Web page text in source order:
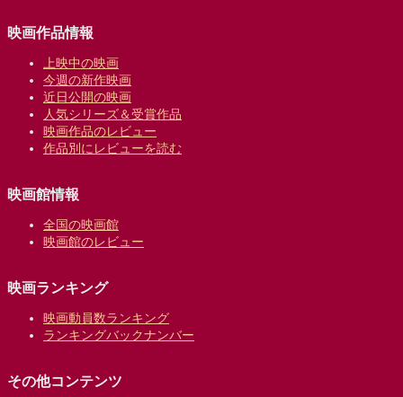
映画作品情報
上映中の映画
今週の新作映画
近日公開の映画
人気シリーズ＆受賞作品
映画作品のレビュー
作品別にレビューを読む
映画館情報
全国の映画館
映画館のレビュー
映画ランキング
映画動員数ランキング
ランキングバックナンバー
その他コンテンツ